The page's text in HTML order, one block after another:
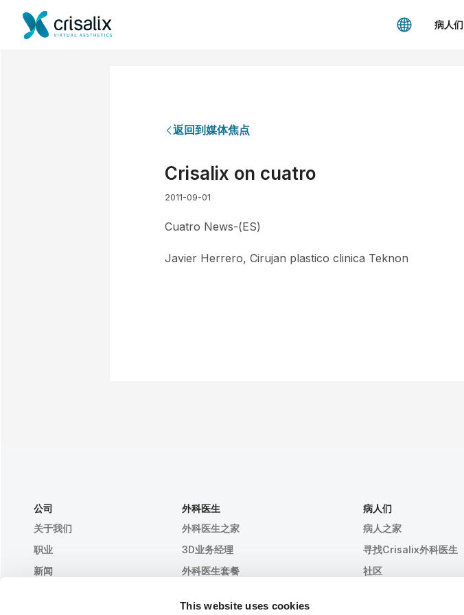
This website uses cookies
病人们
返回到媒体焦点
Crisalix on cuatro
2011-09-01
Cuatro News-(ES)
Javier Herrero, Cirujan plastico clinica Teknon
公司
关于我们
职业
新闻
外科医生
外科医生之家
3D业务经理
外科医生套餐
病人们
病人之家
寻找Crisalix外科医生
社区